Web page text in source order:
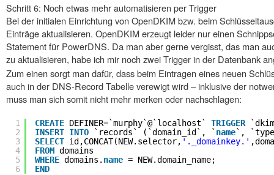
Schritt 6: Noch etwas mehr automatisieren per Trigger
Bei der initialen Einrichtung von OpenDKIM bzw. beim
Einträge aktualisieren. OpenDKIM erzeugt leider nur einen
Statement für PowerDNS. Da man aber gerne vergisst, das man
zu aktualisieren, habe ich mir noch zwei Trigger in der Datenbank
Zum einen sorgt man dafür, dass beim Eintragen eines neuen
auch in der DNS-Record Tabelle verewigt wird – inklusive der
muss man sich somit nicht mehr merken oder nachschlagen:
1
2
3
4
5
6
CREATE DEFINER=`murphy`@`localhost` TRIGGER
INSERT INTO `records` (`domain_id`, ` name`,
SELECT id,CONCAT(NEW.selector, '._domainkey.'
FROM domains
WHERE domains. name = NEW.domain_name;
END